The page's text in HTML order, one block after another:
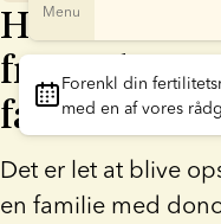
Menu
Forenkl din
med en af vores
Hvad du bør
fremtiden,
familie med
Det er let at blive
en familie med